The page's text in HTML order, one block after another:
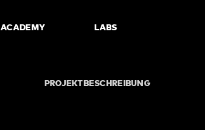
ACADEMY LABS
PROJEKTBESCHREIBUNG